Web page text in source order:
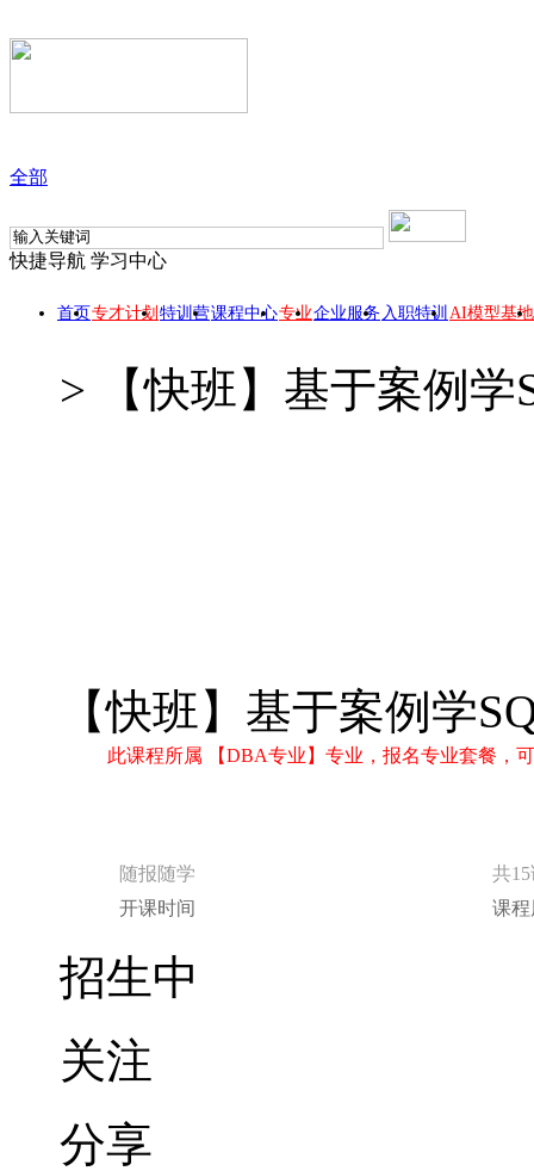
全部
快捷导航 学习中心
首页专才计划 特训营课程中心专业企业服务 入职特训 AI模型基地
> 【快班】基于案例
【快班】基于案例学
此课程所属 【DBA专业】专业，报名专业套餐，
随报随学
共
开课时间
课
招生中
关注
分享